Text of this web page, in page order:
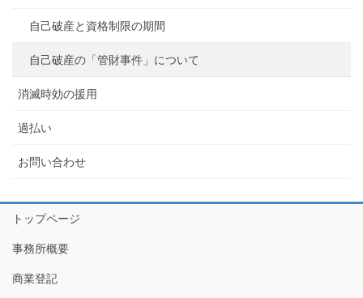
自己破産と資格制限の期間
自己破産の「管財事件」について
消滅時効の援用
過払い
お問い合わせ
トップページ
事務所概要
商業登記